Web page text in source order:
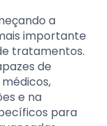
a
importante
tratamentos.
de
e na
para